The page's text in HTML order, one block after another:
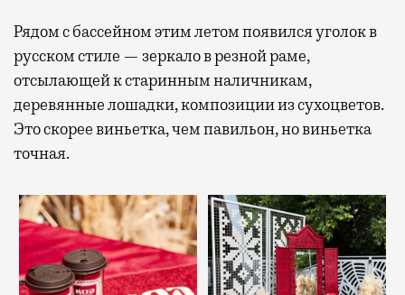
Рядом с бассейном этим летом появился уголок в
русском стиле — зеркало в резной раме,
отсылающей к старинным наличникам,
деревянные лошадки, композиции из сухоцветов.
Это скорее виньетка, чем павильон, но виньетка
точная.